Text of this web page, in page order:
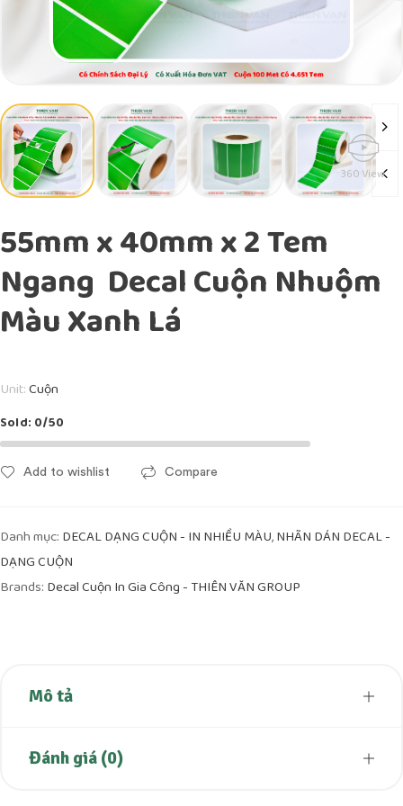
360 View
55mm x 40mm x 2 Tem
Ngang Decal Cuộn Nhuộm
Màu Xanh Lá
Unit:Cuộn
Sold:0/50
Add to wishlist Compare
Danh mục: DECAL DẠNG CUỘN - IN NHIỀU MÀU,NHÃN DÁN DECAL -
DẠNG CUỘN
Brands: Decal Cuộn In Gia Công - THIÊN VĂN GROUP
Mô tả
Đánh giá (0)